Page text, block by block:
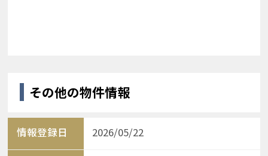
その他の物件情報
情報登録日 2026/05/22